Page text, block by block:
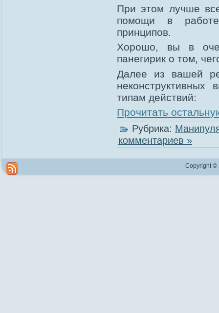
При этом лучше
помощи в работе
принципов.
Хорошо, вы в
панегирик о том,
Далее из вашей
типам действий:
Прочитать
Рубрика:
комментариев »
Copyright